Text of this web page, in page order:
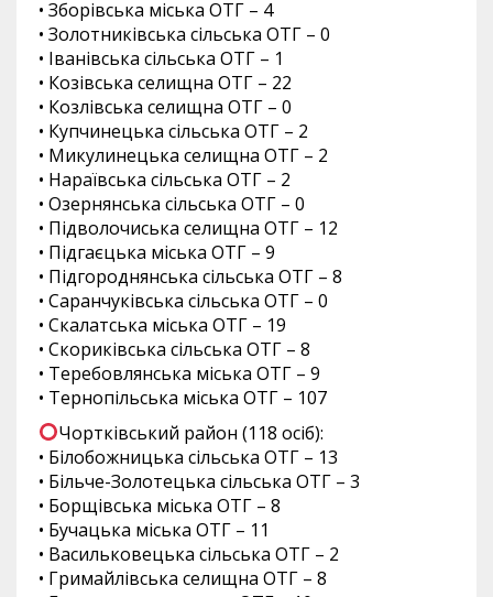
• Зборівська міська ОТГ – 4
• Золотниківська сільська ОТГ – 0
• Іванівська сільська ОТГ – 1
• Козівська селищна ОТГ – 22
• Козлівська селищна ОТГ – 0
• Купчинецька сільська ОТГ – 2
• Микулинецька селищна ОТГ – 2
• Нараївська сільська ОТГ – 2
• Озернянська сільська ОТГ – 0
• Підволочиська селищна ОТГ – 12
• Підгаєцька міська ОТГ – 9
• Підгороднянська сільська ОТГ – 8
• Саранчуківська сільська ОТГ – 0
• Скалатська міська ОТГ – 19
• Скориківська сільська ОТГ – 8
• Теребовлянська міська ОТГ – 9
• Тернопільська міська ОТГ – 107
Чортківський район (118 осіб):
• Білобожницька сільська ОТГ – 13
• Більче-Золотецька сільська ОТГ – 3
• Борщівська міська ОТГ – 8
• Бучацька міська ОТГ – 11
• Васильковецька сільська ОТГ – 2
• Гримайлівська селищна ОТГ – 8